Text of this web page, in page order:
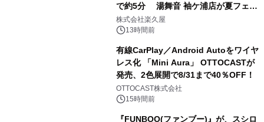
で約5分 湯舞音 袖ケ浦店が夏フェア
メニューを提供
株式会社楽久屋
13時間前
有線CarPlay／Android Autoをワイヤ
レス化 「Mini Aura」 OTTOCASTが
発売、2色展開で8/31まで40％OFF！
OTTOCAST株式会社
15時間前
『FUNBOO(ファンブー)』が、スシロ